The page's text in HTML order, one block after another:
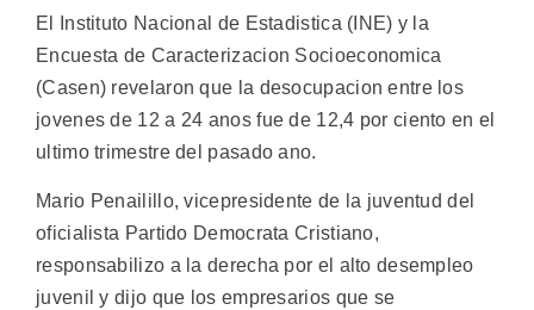
El Instituto Nacional de Estadistica (INE) y la
Encuesta de Caracterizacion Socioeconomica
(Casen) revelaron que la desocupacion entre los
jovenes de 12 a 24 anos fue de 12,4 por ciento en el
ultimo trimestre del pasado ano.
Mario Penailillo, vicepresidente de la juventud del
oficialista Partido Democrata Cristiano,
responsabilizo a la derecha por el alto desempleo
juvenil y dijo que los empresarios que se